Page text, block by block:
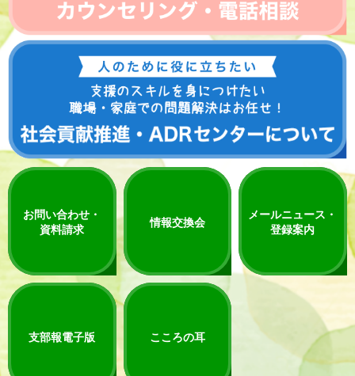
お問い合わせ・
資料請求
情報交換会
メールニュース・
登録案内
支部報電子版 こころの耳